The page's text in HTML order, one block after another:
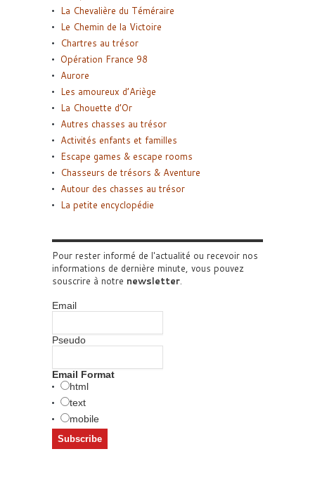
La Chevalière du Téméraire
Le Chemin de la Victoire
Chartres au trésor
Opération France 98
Aurore
Les amoureux d’Ariège
La Chouette d’Or
Autres chasses au trésor
Activités enfants et familles
Escape games & escape rooms
Chasseurs de trésors & Aventure
Autour des chasses au trésor
La petite encyclopédie
Pour rester informé de l'actualité ou recevoir nos
informations de dernière minute, vous pouvez
souscrire à notre newsletter.
Email
Pseudo
Email Format
html
text
mobile